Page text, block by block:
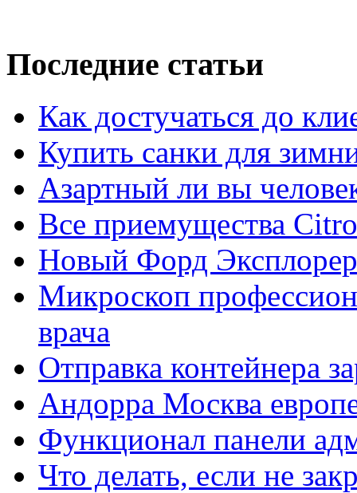
Последние статьи
Как достучаться до
Купить санки для
Азартный ли вы
Все приемущества
Новый Форд
Микроскоп
врача
Отправка контейнера
Андорра Москва
Функционал панели
Что делать, если не